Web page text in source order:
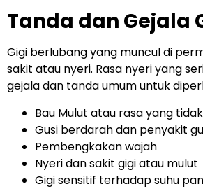
Tanda dan Gejala
Gigi berlubang yang muncul di
sakit atau nyeri. Rasa nyeri yang
gejala dan tanda umum untuk
Bau Mulut atau rasa yang
Gusi berdarah dan penyakit
Pembengkakan wajah
Nyeri dan sakit gigi atau mulut
Gigi sensitif terhadap suhu